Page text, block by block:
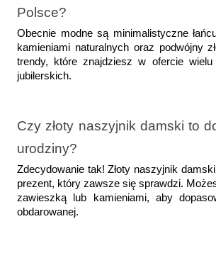
Polsce?
Obecnie modne są minimalistyczne
kamieniami naturalnych oraz podwójny
trendy, które znajdziesz w ofercie
jubilerskich.
Czy złoty naszyjnik damski to
urodziny?
Zdecydowanie tak! Złoty naszyjnik
prezent, który zawsze się sprawdzi.
zawieszką lub kamieniami, aby
obdarowanej.